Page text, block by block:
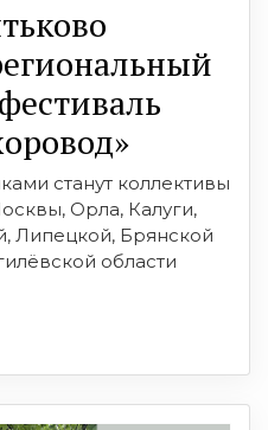
станут коллективы
Орла, Калуги,
Липецкой, Брянской
области